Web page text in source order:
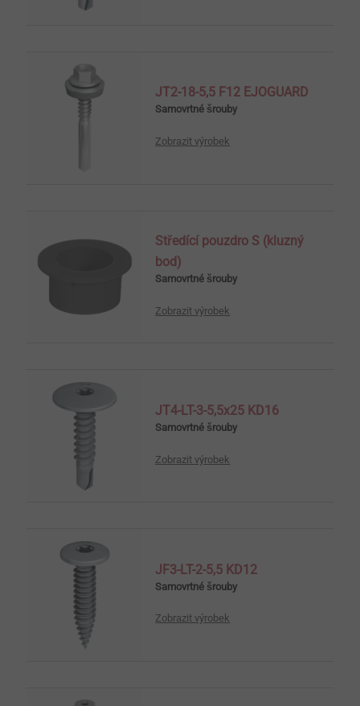
JT2-18-5,5 F12 EJOGUARD
Samovrtné šrouby
Zobrazit výrobek
Středící pouzdro S (kluzný
bod)
Samovrtné šrouby
Zobrazit výrobek
JT4-LT-3-5,5x25 KD16
Samovrtné šrouby
Zobrazit výrobek
JF3-LT-2-5,5 KD12
Samovrtné šrouby
Zobrazit výrobek